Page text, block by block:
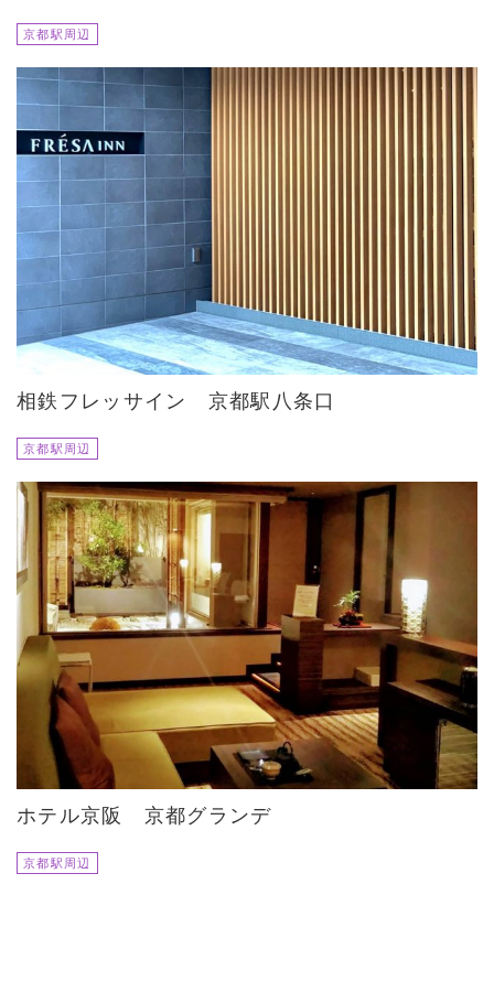
京都駅周辺
相鉄フレッサイン 京都駅八条口
京都駅周辺
ホテル京阪 京都グランデ
京都駅周辺